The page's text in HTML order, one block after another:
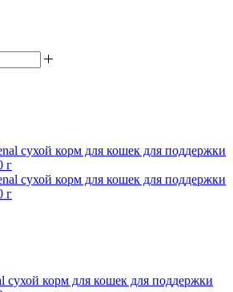
сухой корм для кошек для поддержки